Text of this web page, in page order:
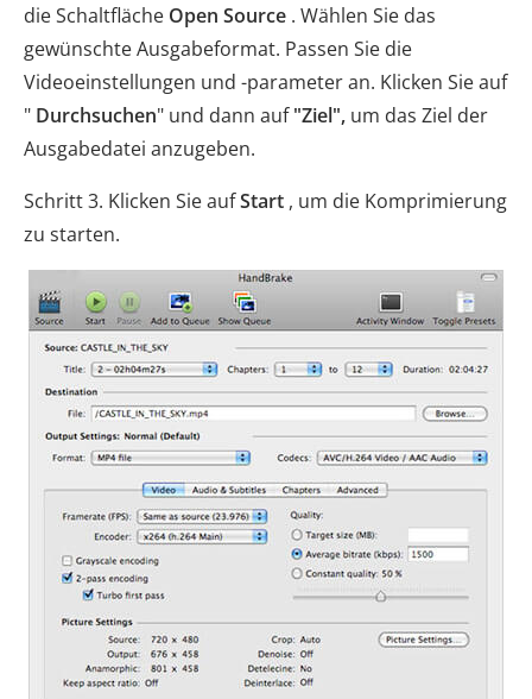
die Schaltfläche Open Source . Wählen Sie das
gewünschte Ausgabeformat. Passen Sie die
Videoeinstellungen und -parameter an. Klicken Sie auf
" Durchsuchen" und dann auf"Ziel", um das Ziel der
Ausgabedatei anzugeben.
Schritt 3. Klicken Sie aufStart , um die Komprimierung
zu starten.